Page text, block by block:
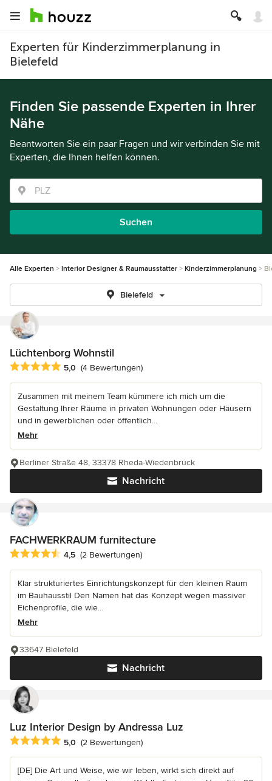
Experten für Kinderzimmerplanung in
Bielefeld
Finden Sie passende Experten in Ihrer
Nähe
Beantworten Sie ein paar Fragen und wir verbinden Sie mit
Experten, die Ihnen helfen können.
Suchen
Alle Experten Interior Designer & Raumausstatter Kinderzimmerplanung
Bielefeld
Lüchtenborg Wohnstil
Durchschnittliche Bewertung: 5 von 5 Sternen
5,0 (4 Bewertungen)
Zusammen mit meinem Team kümmere ich mich um die
Gestaltung Ihrer Räume in privaten Wohnungen oder Häusern
und in gewerblichen oder öffentlich...
Mehr
Nachricht
Berliner Straße 48, 33378 Rheda-Wiedenbrück
FACHWERKRAUM furnitecture
Durchschnittliche Bewertung: 4.5 von 5 Sternen
4,5 (2 Bewertungen)
Klar strukturiertes Einrichtungskonzept für den kleinen Raum
im Bauhausstil Den Namen hat das Konzept wegen massiver
Eichenprofile, die wie...
Mehr
Nachricht
33647 Bielefeld
Luz Interior Design by Andressa Luz
Durchschnittliche Bewertung: 5 von 5 Sternen
5,0 (2 Bewertungen)
[DE] Die Art und Weise, wie wir leben, wirkt sich direkt auf